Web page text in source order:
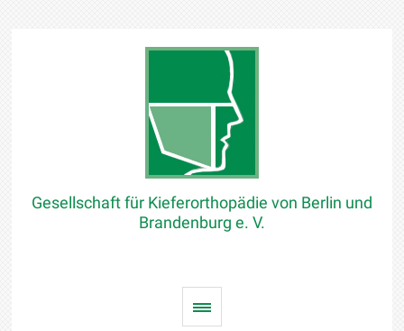
Gesellschaft für Kieferorthopädie von Berlin und
Brandenburg e. V.